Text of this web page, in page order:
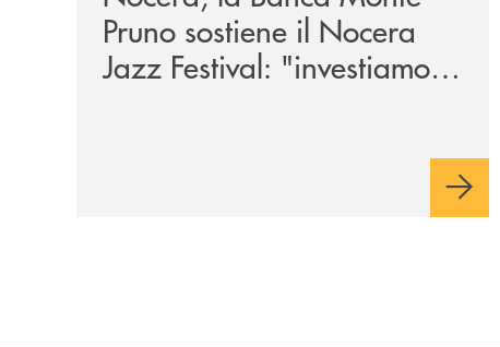
Pruno sostiene il Nocera
Jazz Festival: "investiamo